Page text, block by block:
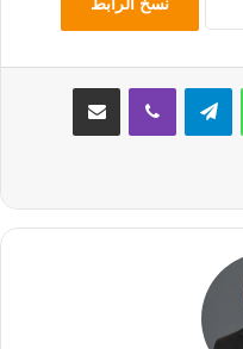
نسخ الرابط
واتساب تيلقرام ڤايبر مشاركة عبر البريد